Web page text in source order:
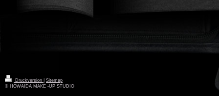
Druckversion
Sitemap
© HOWAIDA MAKE -UP STUDIO